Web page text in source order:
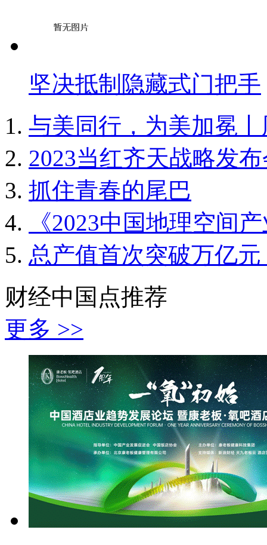
坚决抵制隐藏式门把手
与美同行，为美加冕
2023当红齐天战略发布
抓住青春的尾巴
《2023中国地理空间
总产值首次突破万亿
财经中国点推荐
更多 >>